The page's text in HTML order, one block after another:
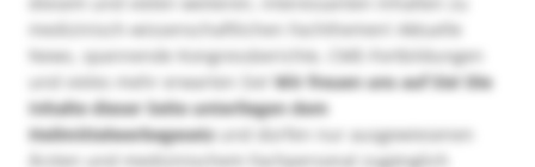
medizinisch-wissenschaftlichen Fachthemen! Aktuelle
News, spannende Kongressberichte, CME-Fortbildungen
und vieles mehr erwarten Sie!Wir freuen uns auf Sie! Die
Inhalte dieser Seite unterliegen dem
Heilmittelwerbegesetzund dürfen nur ausgewiesenen
Ärzten und medizinischem Fachpersonal zugänglich